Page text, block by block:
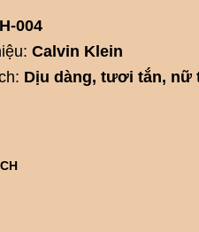
004
Calvin Klein
Dịu dàng, tươi tắn, nữ